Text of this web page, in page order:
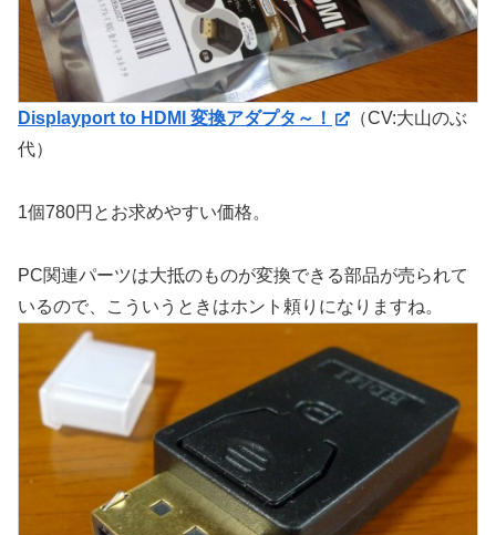
Displayport to HDMI 変換アダプタ～！
（CV:大山のぶ
代）
1個780円とお求めやすい価格。
PC関連パーツは大抵のものが変換できる部品が売られて
いるので、こういうときはホント頼りになりますね。